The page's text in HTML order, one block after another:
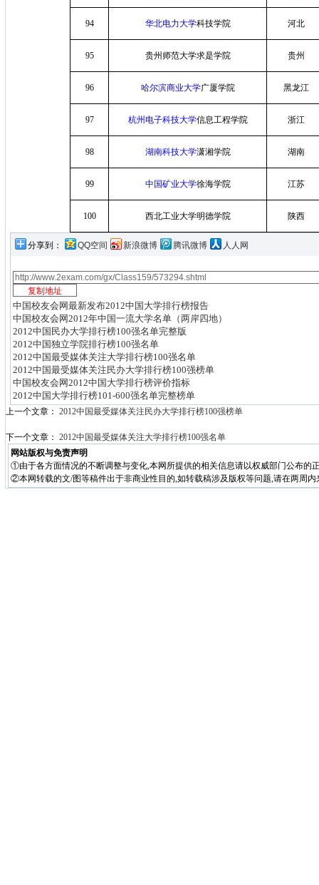
94 华北电力大学科技学院 河北
95 贵州师范大学求是学院 贵州
96 哈尔滨商业大学广厦学院 黑龙江
97 杭州电子科技大学信息工程学院 浙江
98 湖南科技大学潇湘学院 湖南
99 中国矿业大学徐海学院 江苏
100 西北工业大学明德学院 陕西
分享到： QQ空间 新浪微博 腾讯微博 人人网
中国校友会网最新发布2012中国大学排行榜报告
中国校友会网2012年中国一流大学名单（两岸四地）
2012中国民办大学排行榜100强名单完整版
2012中国独立学院排行榜100强名单
2012中国最受媒体关注大学排行榜100强名单
2012中国最受媒体关注民办大学排行榜100强榜单
中国校友会网2012中国大学排行榜评价指标
2012中国大学排行榜101-600强名单完整榜单
上一个文章： 2012中国最受媒体关注民办大学排行榜100强榜单
下一个文章： 2012中国最受媒体关注大学排行榜100强名单
网站版权与免责声明
①由于各方面情况的不断调整与变化,本网所提供的相关信息请以权威部门公布的
②本网转载的文/图等稿件出于非商业性目的,如转载稿涉及版权等问题,请在两周内